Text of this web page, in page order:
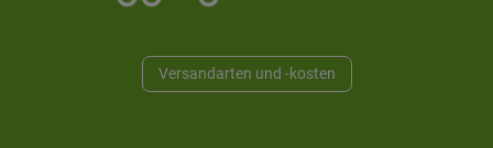
Versandarten und -kosten